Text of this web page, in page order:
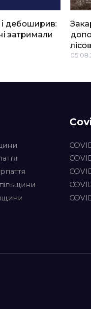
дебоширив:
затримали